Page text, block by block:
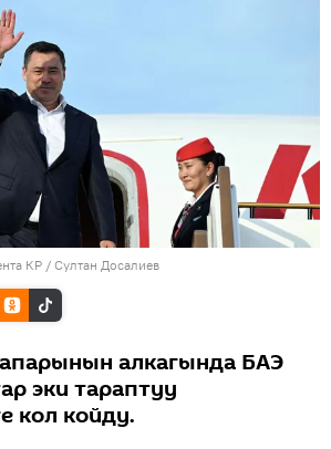
КР / Султан Досалиев
алкагында БАЭ
эки тараптуу
кол койду.